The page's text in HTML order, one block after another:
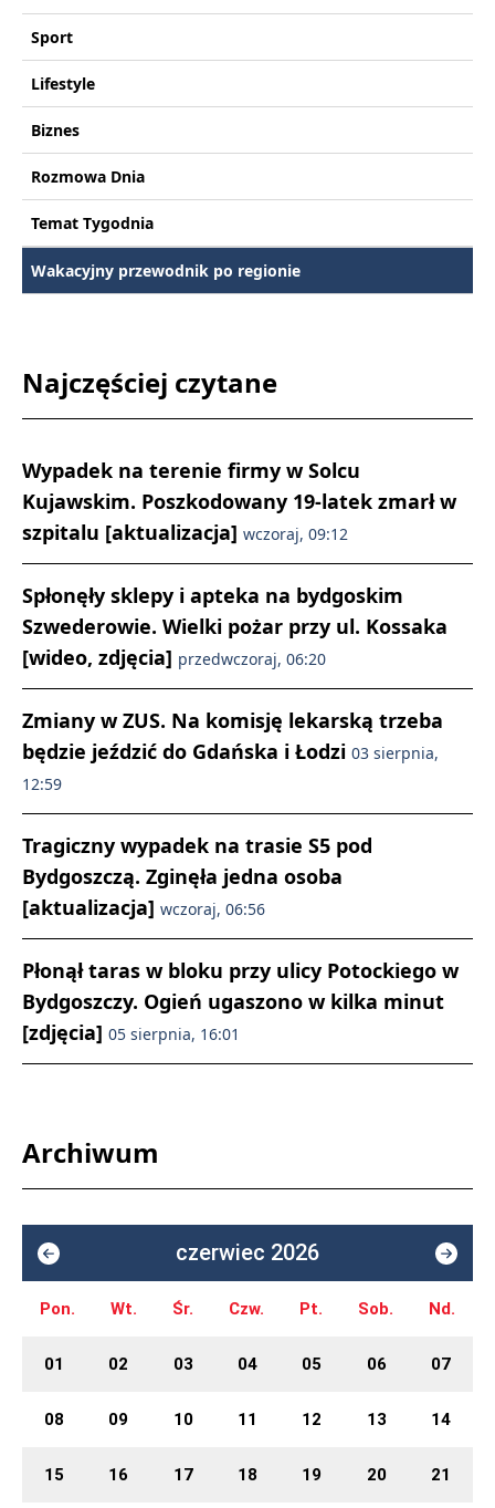
Sport
Lifestyle
Biznes
Rozmowa Dnia
Temat Tygodnia
Wakacyjny przewodnik po regionie
Najczęściej czytane
Wypadek na terenie firmy w Solcu
Kujawskim. Poszkodowany 19-latek zmarł w
szpitalu [aktualizacja] wczoraj, 09:12
Spłonęły sklepy i apteka na bydgoskim
Szwederowie. Wielki pożar przy ul. Kossaka
[wideo, zdjęcia] przedwczoraj, 06:20
Zmiany w ZUS. Na komisję lekarską trzeba
będzie jeździć do Gdańska i Łodzi 03 sierpnia,
12:59
Tragiczny wypadek na trasie S5 pod
Bydgoszczą. Zginęła jedna osoba
[aktualizacja] wczoraj, 06:56
Płonął taras w bloku przy ulicy Potockiego w
Bydgoszczy. Ogień ugaszono w kilka minut
[zdjęcia] 05 sierpnia, 16:01
Archiwum
czerwiec 2026
Pon. Wt. Śr. Czw. Pt. Sob. Nd.
01 02 03 04 05 06 07
08 09 10 11 12 13 14
15 16 17 18 19 20 21